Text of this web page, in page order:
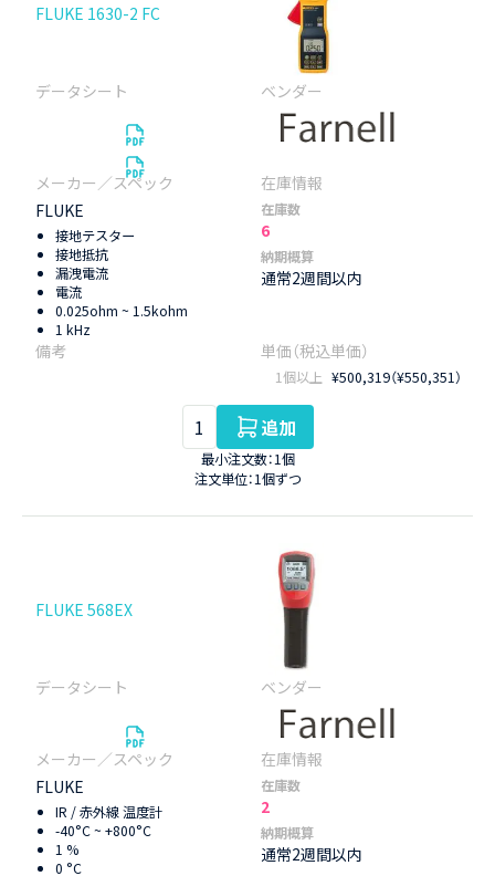
FLUKE 1630-2 FC
FLUKE
接地テスター
接地抵抗
漏洩電流
電流
0.025ohm ~ 1.5kohm
1 kHz
在庫数
6
納期概算
通常2週間以内
1個以上 ¥500,319（¥550,351）
追加
最小注文数：1個
注文単位：1個ずつ
FLUKE 568EX
FLUKE
IR / 赤外線 温度計
-40°C ~ +800°C
1 %
0 °C
在庫数
2
納期概算
通常2週間以内